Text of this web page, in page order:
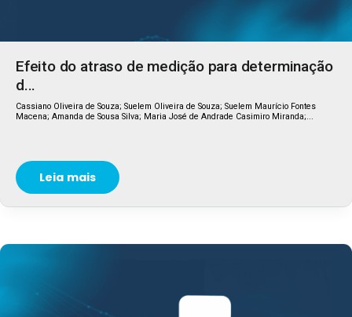
Efeito do atraso de medição para determinação
d...
Cassiano Oliveira de Souza; Suelem Oliveira de Souza; Suelem Maurício Fontes
Macena; Amanda de Sousa Silva; Maria José de Andrade Casimiro Miranda;...
Leia mais